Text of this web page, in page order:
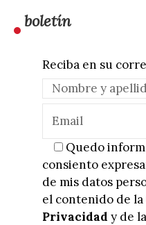
boletín
Reciba en su
Quedo
consiento
de mis datos
el contenido de la
Privacidad y de la